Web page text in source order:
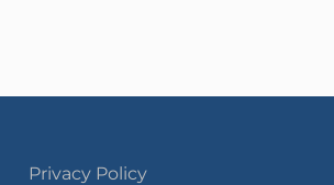
Privacy Policy